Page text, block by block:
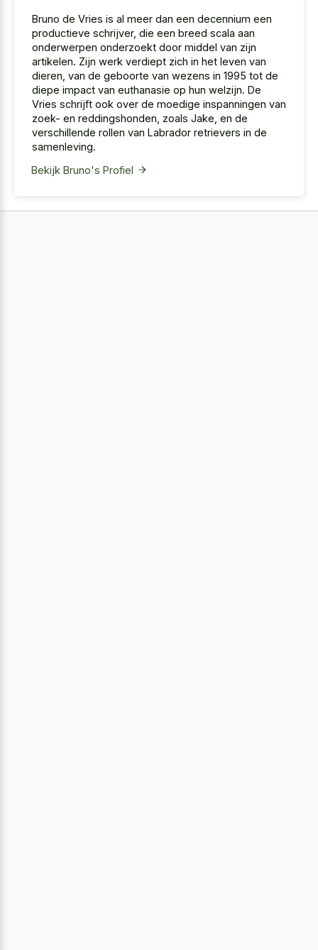
Bruno de Vries is al meer dan een decennium een
productieve schrijver, die een breed scala aan
onderwerpen onderzoekt door middel van zijn
artikelen. Zijn werk verdiept zich in het leven van
dieren, van de geboorte van wezens in 1995 tot de
diepe impact van euthanasie op hun welzijn. De
Vries schrijft ook over de moedige inspanningen van
zoek- en reddingshonden, zoals Jake, en de
verschillende rollen van Labrador retrievers in de
samenleving.
Bekijk Bruno's Profiel